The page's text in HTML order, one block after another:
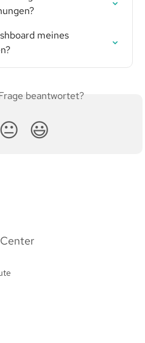
meines
beantwortet?
😐 😃